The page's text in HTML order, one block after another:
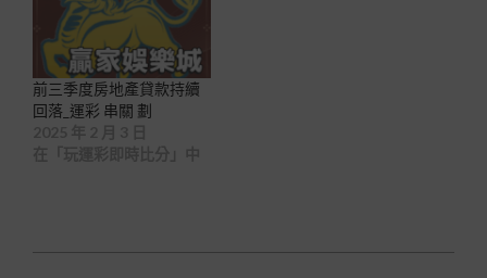
前三季度房地產貸款持續
回落_運彩 串關 劃